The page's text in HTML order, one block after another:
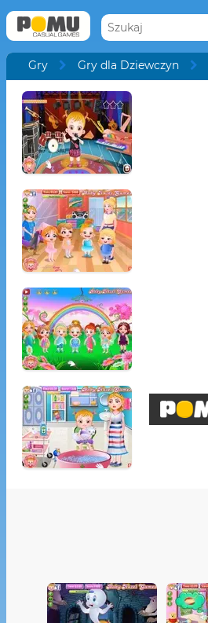
Gry Gry dla Dziewczyn